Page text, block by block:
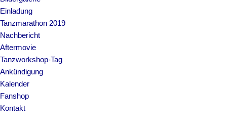
Einladung
Tanzmarathon 2019
Nachbericht
Aftermovie
Tanzworkshop-Tag
Ankündigung
Kalender
Fanshop
Kontakt